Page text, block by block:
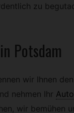
zu
Potsdam
wir Ihnen
nehmen Ihr
wir bemühen